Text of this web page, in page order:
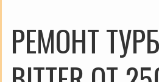
РЕМОНТ